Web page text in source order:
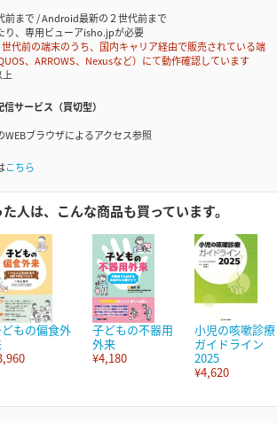
前まで / Android最新の２世代前まで
、専用ビューアisho.jpが必要
前の端末のうち、国内キャリア経由で販売されている端
、ARROWS、Nexusなど）にて動作確認しています
上
サービス（買切型）
ブラウザによるアクセス参照
こちら
人は、こんな商品も買っています。
もの偏食外
子どもの不器用
外来
¥4,180
小児の咳嗽診療
ガイドライン
2025
¥4,620